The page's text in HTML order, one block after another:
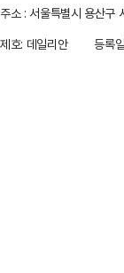
주소 : 서울특별시 용산구
제호: 데일리안
등록